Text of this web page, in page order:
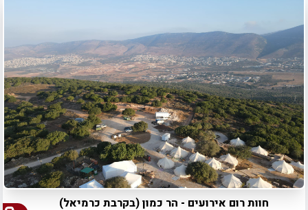
חוות רום אירועים - הר כמון (בקרבת כרמיאל)